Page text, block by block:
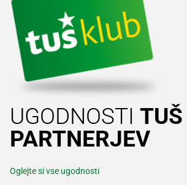
UGODNOSTI
PARTNERJEV
Oglejte si vse ugodnosti